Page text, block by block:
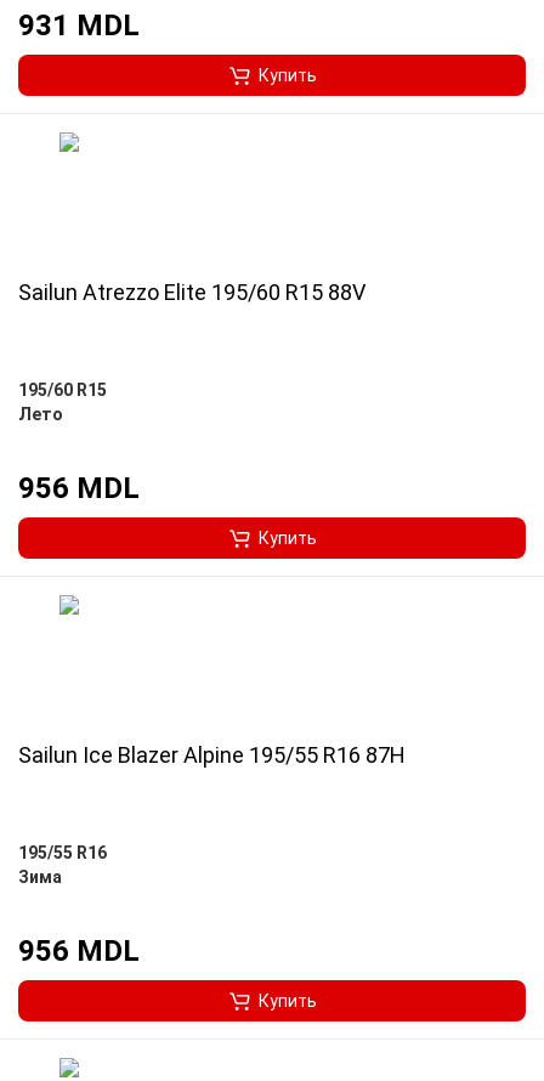
931 MDL
Купить
Sailun Atrezzo Elite 195/60 R15 88V
195/60 R15
Лето
956 MDL
Купить
Sailun Ice Blazer Alpine 195/55 R16 87H
195/55 R16
Зима
956 MDL
Купить